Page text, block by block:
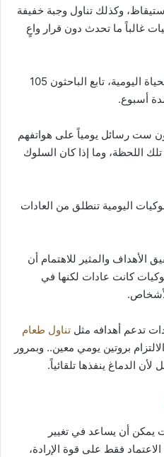
وكذلك تناول وجبة خفيفة
غالباً ما تحدث دون قرار واعٍ
ولمعرفة مدى تأثير العادات في الحياة اليومية، تابع الباحثون 105
أسبوع.
ست رسائل يومياً على هواتفهم
اللحظة، وما إذا كان السلوك
اليومية تنطلق من العادات
الأهداف والمثير للاهتمام أن
46% من السلوكيات كانت عادات لكنها في
تدعم أهدافه مثل تناول طعام
بروتين يومي معين.. وبمرور
الدماغ ينفذها تلقائياً.
يمكن أن يساعد في تغيير
فقط على قوة الإرادة،